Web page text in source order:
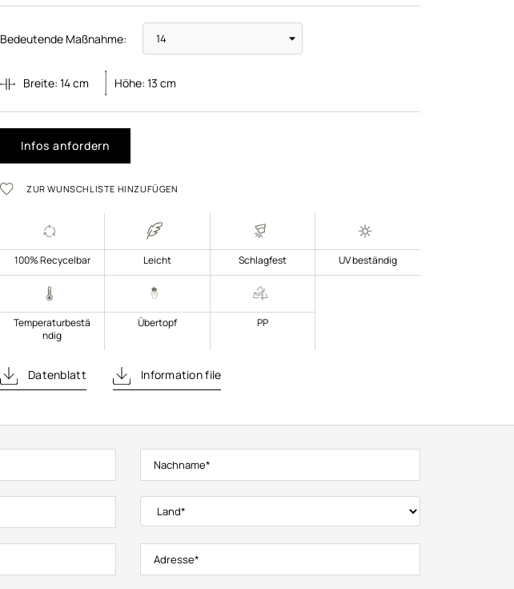
Bedeutende Maßnahme:
Breite: 14cm Höhe:13 cm
Infos anfordern
ZUR WUNSCHLISTE HINZUFÜGEN
100% Recycelbar Leicht Schlagfest UV beständig
Temperaturbestä
ndig
Übertopf PP
Datenblatt Information file